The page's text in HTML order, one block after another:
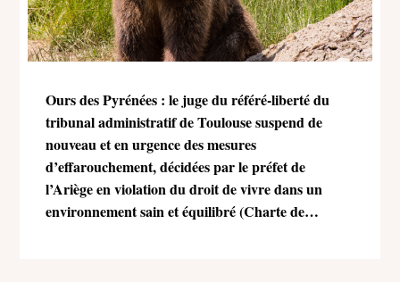
Ours des Pyrénées : le juge du référé-liberté du
tribunal administratif de Toulouse suspend de
nouveau et en urgence des mesures
d’effarouchement, décidées par le préfet de
l’Ariège en violation du droit de vivre dans un
environnement sain et équilibré (Charte de